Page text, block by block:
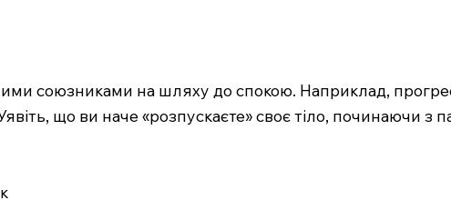
союзниками на шляху до спокою. Наприклад,
Уявіть, що ви наче «розпускаєте» своє тіло, починаючи